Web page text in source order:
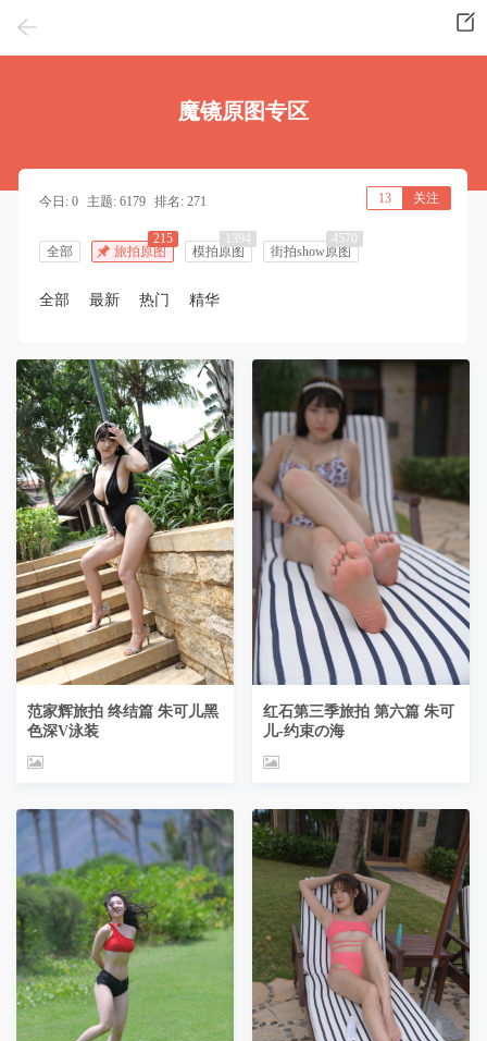
魔镜原图专区
今日: 0 主题: 6179 排名: 271 13 关注
全部 旅拍原图
215
模拍原图
1394
街拍show原图
4570
全部 最新 热门 精华
范家辉旅拍 终结篇 朱可儿黑
色深V泳装
红石第三季旅拍 第六篇 朱可
儿-约束の海